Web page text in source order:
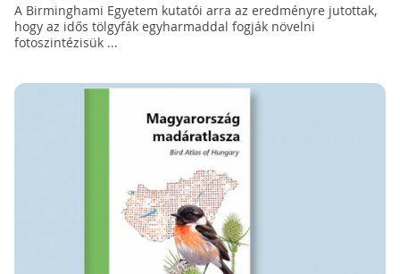
A Birminghami Egyetem kutatói arra az eredményre jutottak,
hogy az idős tölgyfák egyharmaddal fogják növelni
fotoszintézisük ...